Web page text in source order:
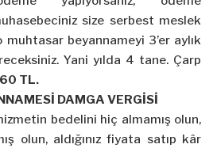
size serbest meslek
beyannameyi 3’er aylık
Yani yılda 4 tane. Çarp
TL.
DAMGA VERGİSİ
bedelini hiç almamış olun,
olun, aldığınız fiyata satıp kâr